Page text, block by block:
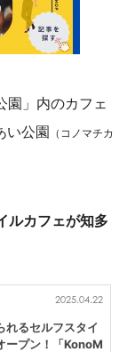
園」内のカフェ
い公園 （コノマチカ
ルカフェが知多
2025.04.22
れるセルフスタイ
ープン！「KonoM